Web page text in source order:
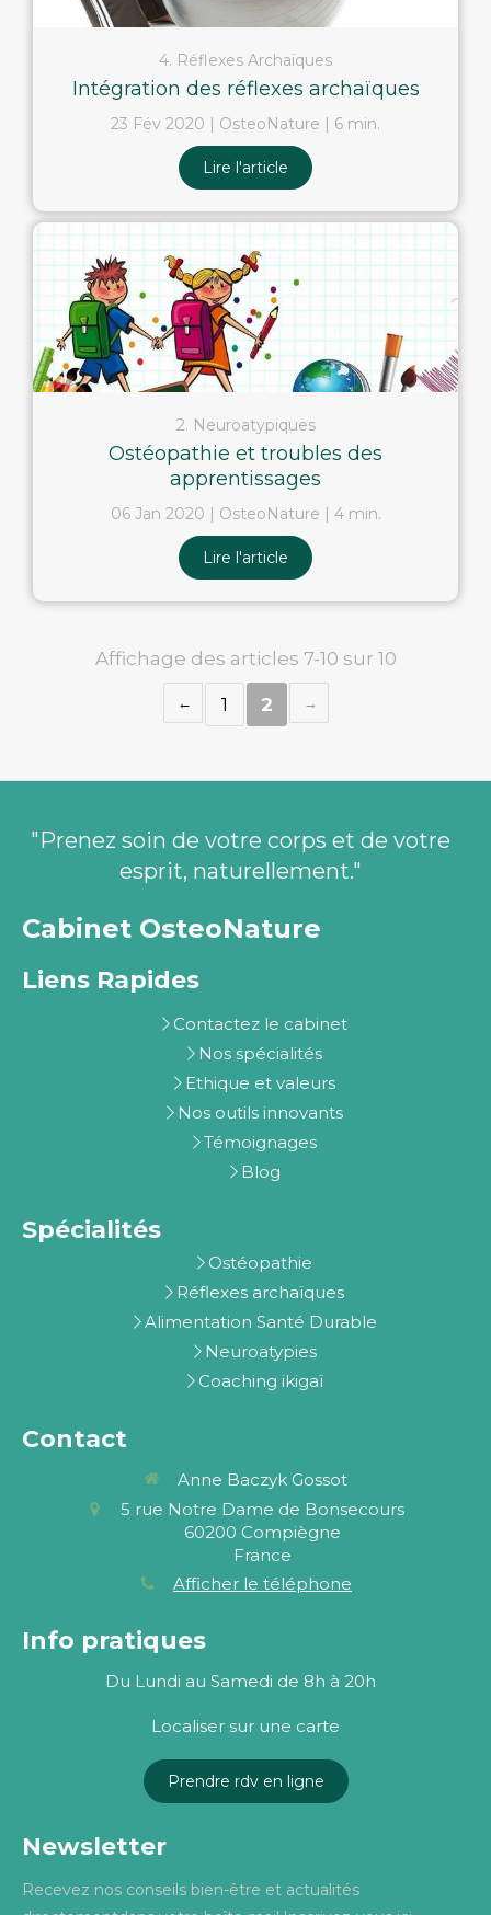
4. Réflexes Archaïques
Intégration des réflexes archaïques
23 Fév 2020 OsteoNature 6 min.
Lire l'article
2. Neuroatypiques
Ostéopathie et troubles des
apprentissages
06 Jan 2020 OsteoNature 4 min.
Lire l'article
Affichage des articles 7-10 sur 10
1 2
Cabinet OsteoNature
"Prenez soin de votre corps et de votre
esprit, naturellement."
Liens Rapides
Contactez le cabinet
Nos spécialités
Ethique et valeurs
Nos outils innovants
Témoignages
Blog
Spécialités
Ostéopathie
Réflexes archaïques
Alimentation Santé Durable
Neuroatypies
Coaching ikigaï
Contact
Anne Baczyk Gossot
5 rue Notre Dame de Bonsecours
60200 Compiègne
France
Afficher le téléphone
Info pratiques
Du Lundi au Samedi de 8h à 20h
Localiser sur une carte
Prendre rdv en ligne
Newsletter
Recevez nos conseils bien-être et actualités